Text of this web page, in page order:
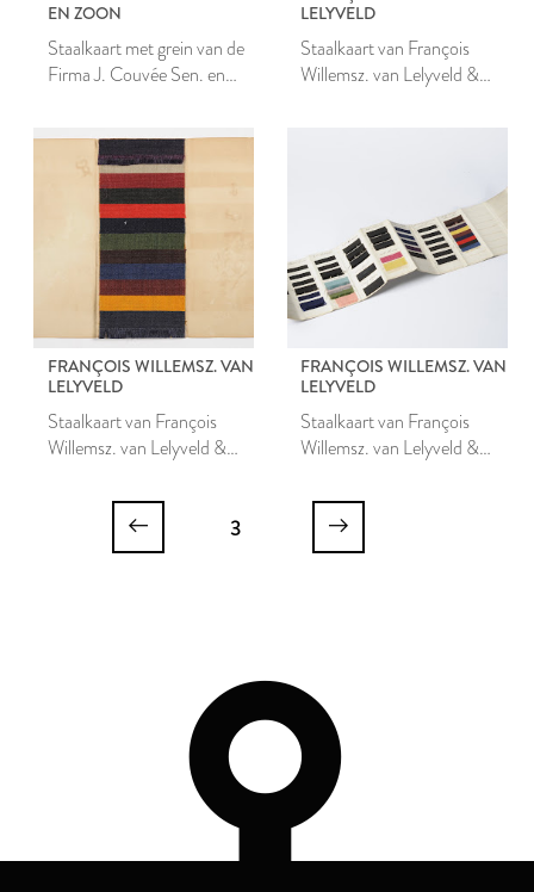
EN ZOON
Staalkaart met grein van de
Firma J. Couvée Sen. en
LELYVELD
Staalkaart van François
Willemsz. van Lelyveld &
FRANÇOIS WILLEMSZ. VAN
LELYVELD
Staalkaart van François
Willemsz. van Lelyveld &
FRANÇOIS WILLEMSZ. VAN
LELYVELD
Staalkaart van François
Willemsz. van Lelyveld &
3